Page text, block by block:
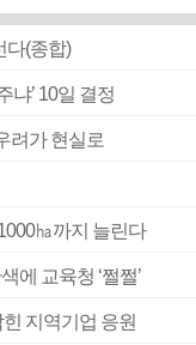
다(종합)
냐’ 10일 결정
려가 현실로
㏊까지 늘린다
에 교육청 ‘쩔쩔’
지역기업 응원